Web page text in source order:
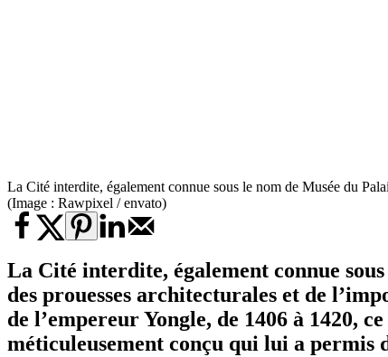
La Cité interdite, également connue sous le nom de Musée du
(Image : Rawpixel / envato)
La Cité interdite, également connue
des prouesses architecturales et de
de l’empereur Yongle, de 1406 à 1420,
méticuleusement conçu qui lui a permis